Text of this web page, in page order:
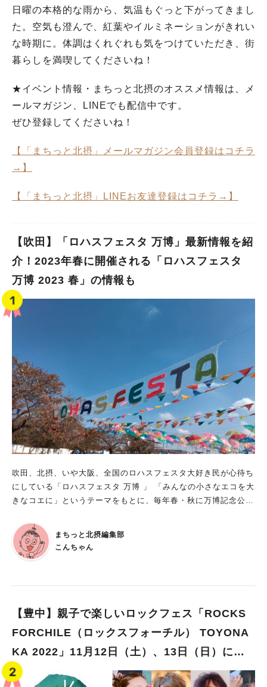
日曜の本格的な雨から、気温もぐっと下がってきまし
た。空気も澄んで、紅葉やイルミネーションがきれい
な時期に。体調はくれぐれも気をつけていただき、街
暮らしを満喫してくださいね！
★イベント情報・まちっと北摂のオススメ情報は、メ
ールマガジン、LINEでも配信中です。
ぜひ登録してくださいね！
【「まちっと北摂」メールマガジン会員登録はコチラ
→】
【「まちっと北摂」LINEお友達登録はコチラ→】
【吹田】「ロハスフェスタ 万博」最新情報を紹
介！2023年春に開催される「ロハスフェスタ
万博 2023 春」の情報も
吹田、北摂、いや大阪、全国のロハスフェスタ大好き民が心待ち
にしている「ロハスフェスタ 万博 」 「みんなの小さなエコを大
きなコエに」というテーマをもとに、毎年春・秋に万博記念公園
最新の「ロハスフェスタ」イベント情報を紹介中。 2023年ゴー
ルデンウィークに開催される「ロハスフェスタ 万博 2023 春」
の最新情報も！ ぜひチェックして、思い思いの‟LOHAS”を満喫
～7、5/13～14の10日間開催ですよ！ 2023年の春、ゴールデン
す！ ◆1st ：2023年4月28日（金）、29日（土）、30日（日）
◆2nd：2023年5月3日（水）、4日（木）、 5日（金）、6日
（土）、7日（日） ◆3rd：2023年5月13日（土）、14日（日）
なんと10日間の開催！ まちっと北摂「ロハスフェスタ 万博 202
まちっと北摂編集部
こんちゃん
【豊中】親子で楽しいロックフェス「ROCKS
FORCHILE（ロックスフォーチル） TOYONA
KA 2022」11月12日（土）、13日（日）に豊
島公園で開催！